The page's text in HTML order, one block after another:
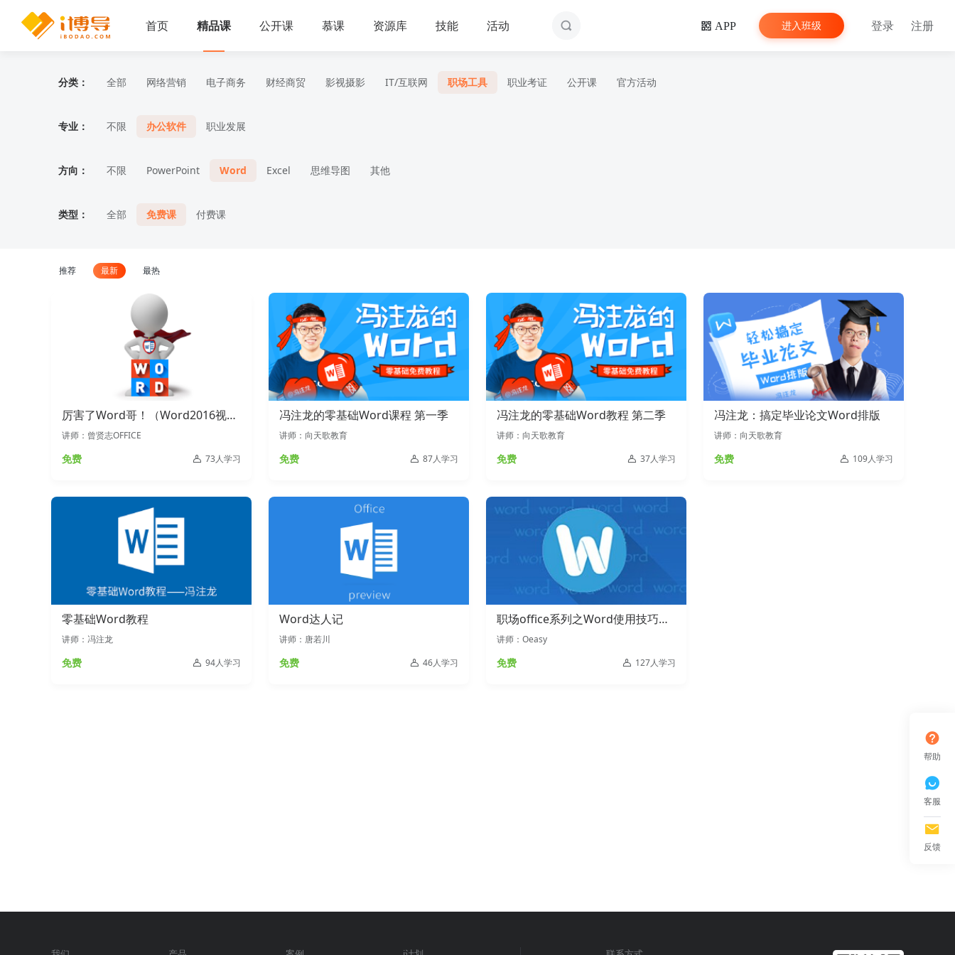
首页 精品课 公开课 慕课 资源库 技能 活动 APP 进入班级 登录 注册
分类： 全部 网络营销 电子商务 财经商贸 影视摄影 IT/互联网 职场工具 职业考证 公开课 官方活动
专业： 不限 办公软件 职业发展
方向： 不限 PowerPoint Word Excel 思维导图 其他
类型： 全部 免费课 付费课
推荐 最新 最热
厉害了Word哥！（Word2016视频
讲师：曾贤志OFFICE
免费 73人学习
冯注龙的零基础Word课程 第一季
讲师：向天歌教育
免费 87人学习
冯注龙的零基础Word教程 第二季
讲师：向天歌教育
免费 37人学习
冯注龙：搞定毕业论文Word排版
讲师：向天歌教育
免费 109人学习
零基础Word教程
讲师：冯注龙
免费 94人学习
Word达人记
讲师：唐若川
免费 46人学习
职场office系列之Word使用技巧大
全，Word入门到精通
讲师：Oeasy
免费 127人学习
帮助
客服
反馈